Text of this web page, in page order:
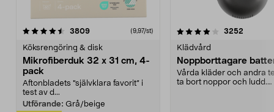
3809recensioner (9,97/st)
Köksrengöring & disk
Mikrofiberduk 32 x 31 cm, 4-
pack
Aftonbladets "självklara favorit” i
test av d...
Utförande: Grå/beige
4.0av 5 stjärnor 3252
Klädvård
Noppborttagare
Vårda kläder och andra
ta bort noppor och ludd.
4.5av 5 stjärnor